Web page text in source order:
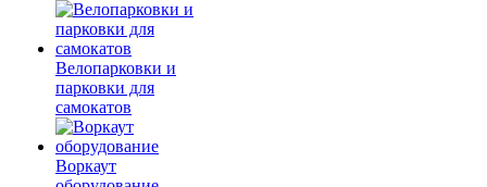
Велопарковки и
парковки для
самокатов
Воркаут